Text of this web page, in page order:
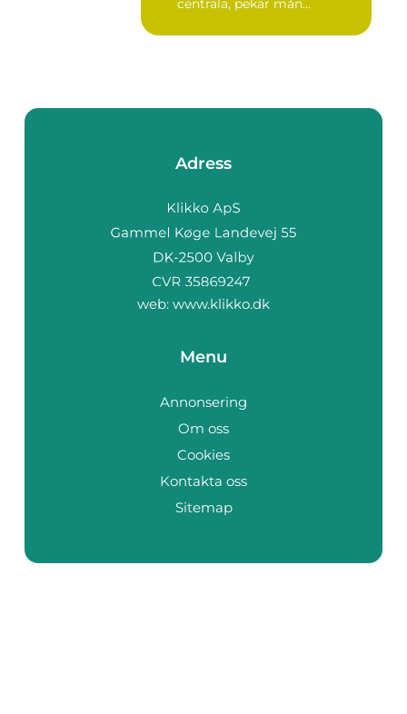
centrala, pekar mån...
Adress
web: www.klikko.dk
Menu
Annonsering
Om oss
Cookies
Kontakta oss
Sitemap